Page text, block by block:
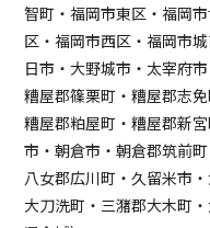
智町・福岡市東区・福岡
区・福岡市西区・福岡市
日市・大野城市・太宰府
糟屋郡篠栗町・糟屋郡志
糟屋郡粕屋町・糟屋郡新
市・朝倉市・朝倉郡筑前
八女郡広川町・久留米市
大刀洗町・三潴郡大木町